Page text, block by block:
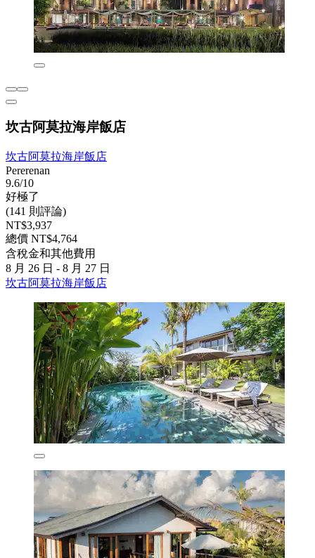
坎古阿莫拉海岸飯店
坎古阿莫拉海岸飯店
Pererenan
9.6/10
好極了
(141 則評論)
NT$3,937
總價 NT$4,764
含稅金和其他費用
8 月 26 日 - 8 月 27 日
坎古阿莫拉海岸飯店